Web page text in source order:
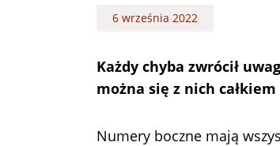
6 września 2022
Każdy chyba zwrócił
można się z nich
Numery boczne mają